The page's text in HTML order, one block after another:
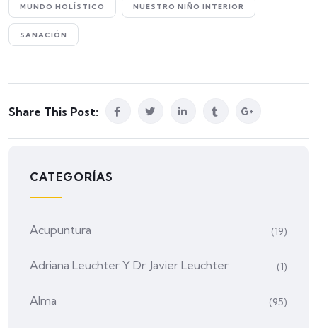
MUNDO HOLÍSTICO NUESTRO NIÑO INTERIOR
SANACIÓN
Share This Post:
CATEGORÍAS
Acupuntura (19)
Adriana Leuchter Y Dr. Javier Leuchter (1)
Alma (95)